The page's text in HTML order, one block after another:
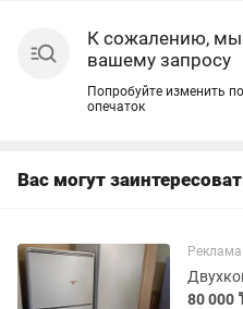
К сожалению, мы
вашему запросу
Попробуйте изменить
опечаток
Вас могут
Реклама
80 000